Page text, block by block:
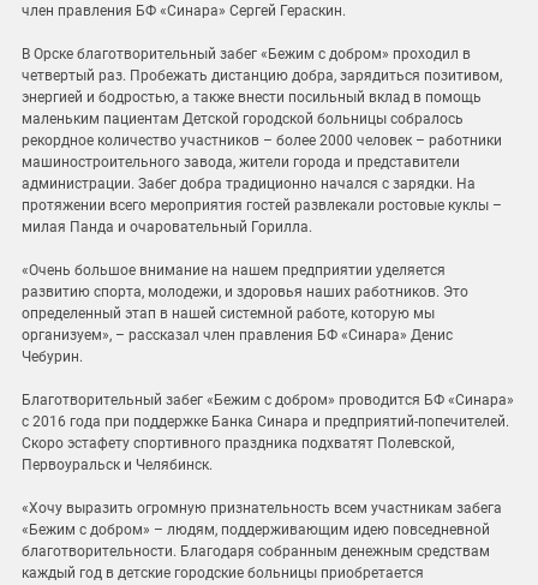
член правления БФ «Синара» Сергей Гераскин.
В Орске благотворительный забег «Бежим с добром» проходил в
четвертый раз. Пробежать дистанцию добра, зарядиться позитивом,
энергией и бодростью, а также внести посильный вклад в помощь
маленьким пациентам Детской городской больницы собралось
рекордное количество участников – более 2000 человек – работники
машиностроительного завода, жители города и представители
администрации. Забег добра традиционно начался с зарядки. На
протяжении всего мероприятия гостей развлекали ростовые куклы –
милая Панда и очаровательный Горилла.
«Очень большое внимание на нашем предприятии уделяется
развитию спорта, молодежи, и здоровья наших работников. Это
определенный этап в нашей системной работе, которую мы
организуем», – рассказал член правления БФ «Синара» Денис
Чебурин.
Благотворительный забег «Бежим с добром» проводится БФ «Синара»
с 2016 года при поддержке Банка Синара и предприятий-попечителей.
Скоро эстафету спортивного праздника подхватят Полевской,
Первоуральск и Челябинск.
«Хочу выразить огромную признательность всем участникам забега
«Бежим с добром» – людям, поддерживающим идею повседневной
благотворительности. Благодаря собранным денежным средствам
каждый год в детские городские больницы приобретается